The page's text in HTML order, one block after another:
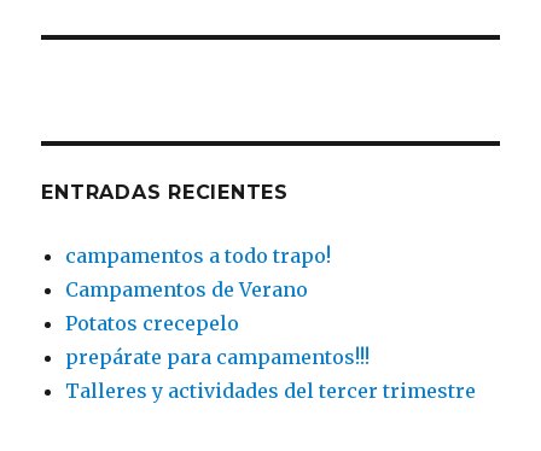
ENTRADAS RECIENTES
campamentos a todo trapo!
Campamentos de Verano
Potatos crecepelo
prepárate para campamentos!!!
Talleres y actividades del tercer trimestre